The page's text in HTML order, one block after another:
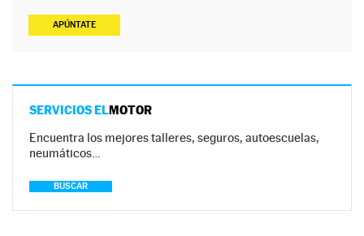
APÚNTATE
SERVICIOS ELMOTOR
Encuentra los mejores talleres, seguros, autoescuelas,
neumáticos…
BUSCAR